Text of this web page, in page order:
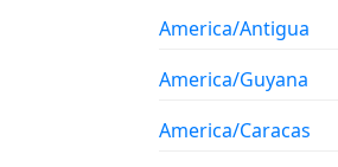
America/Antigua
America/Guyana
America/Caracas